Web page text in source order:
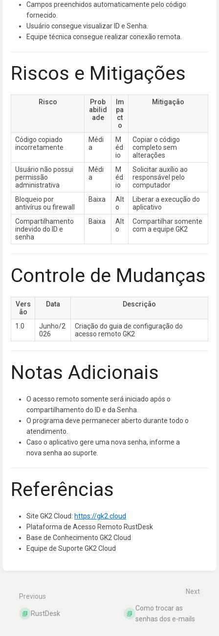
Campos preenchidos automaticamente pelo código
fornecido.
Usuário consegue visualizar ID e Senha.
Equipe técnica consegue realizar conexão remota.
Riscos e Mitigações
Risco
Prob
abilid
ade
Im
pa
ct
o
Mitigação
Código copiado
incorretamente
Médi
a
M
éd
io
Copiar o código
completo sem
alterações
Usuário não possui
permissão
administrativa
Médi
a
M
éd
io
Solicitar auxílio ao
responsável pelo
computador
Bloqueio por
antivírus ou firewall
Baixa
Alt
o
Liberar a execução do
aplicativo
Compartilhamento
indevido do ID e
senha
Baixa
Alt
o
Compartilhar somente
com a equipe GK2
Controle de Mudanças
Vers
ão
Data Descrição
1.0
Junho/2
026
Criação do guia de configuração do
acesso remoto GK2
Notas Adicionais
O acesso remoto somente será iniciado após o
compartilhamento do ID e da Senha.
O programa deve permanecer aberto durante todo o
atendimento.
Caso o aplicativo gere uma nova senha, informe a
nova senha ao suporte.
Referências
Site GK2 Cloud: https://gk2.cloud
Plataforma de Acesso Remoto RustDesk
Base de Conhecimento GK2 Cloud
Equipe de Suporte GK2 Cloud
Previous
RustDesk
Next
Como trocar as
senhas dos e-mails